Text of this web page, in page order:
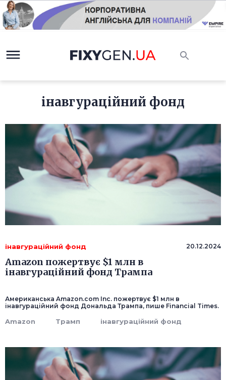
інавгураційний фонд
інавгураційний фонд 20.12.2024
Amazon пожертвує $1 млн в
інавгураційний фонд Трампа
Американська Amazon.com Inc. пожертвує $1 млн в
інавгураційний фонд Дональда Трампа, пише Financial Times.
Amazon Трамп інавгураційний фонд